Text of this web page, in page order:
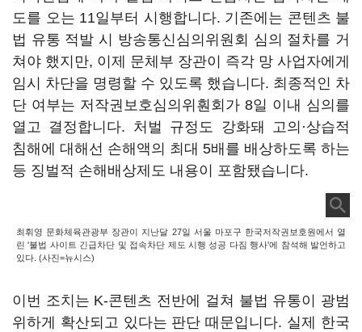
도를 오는 11일부터 시행합니다. 기존에는 콘텐츠 불
법 유통 적발 시 방송통신심의위원회 심의 절차를 거
쳐야 했지만, 이제 문체부 장관이 즉각 망 사업자에게
임시 차단을 명령할 수 있도록 했습니다. 최종적인 차
단 여부는 저작권보호심의위훤회가 8일 이내 심의를
열고 결정합니다. 처벌 규정도 강화돼 고의·상습적
침해에 대해선 손해액의 최대 5배를 배상하도록 하는
등 징벌적 손해배상제도 내용이 포함됐습니다.
최휘영 문화체육관광부 장관이 지난달 27일 서울 마포구 한국저작권보호원에서 열
린 '불법 사이트 긴급차단 및 접속차단 제도 시행 성공 다짐 행사'에 참석해 발언하고
있다. (사진=뉴시스)
이번 조치는 K-콘텐츠 전반에 걸쳐 불법 유통이 광범
위하게 확산되고 있다는 판단 때문입니다. 실제 한국